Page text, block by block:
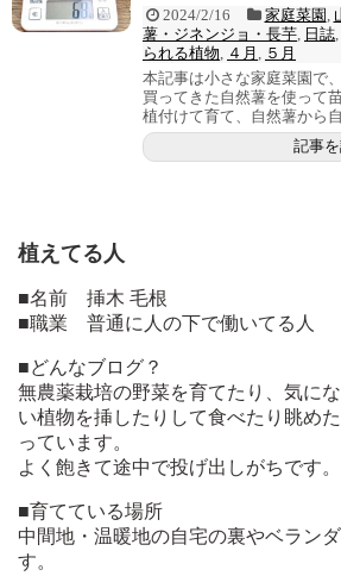
2024/2/16 家庭菜園 ,
薯・ジネンジョ・長芋, 日誌,
られる植物, ４月 , ５月
本記事は小さな家庭菜園で
買ってきた自然薯を使って
植付けて育て、自然薯から
記事
植えてる人
■名前 挿木 毛根
■職業 普通に人の下で働いてる人
■どんなブログ？
無農薬栽培の野菜を育てたり、気に
い植物を挿したりして食べたり眺め
っています。
よく飽きて途中で投げ出しがちです。
■育てている場所
中間地・温暖地の自宅の裏やベラン
す。